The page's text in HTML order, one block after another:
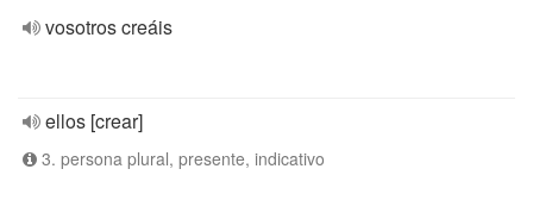
vosotros creáis
ellos [crear]
3. persona plural, presente, indicativo